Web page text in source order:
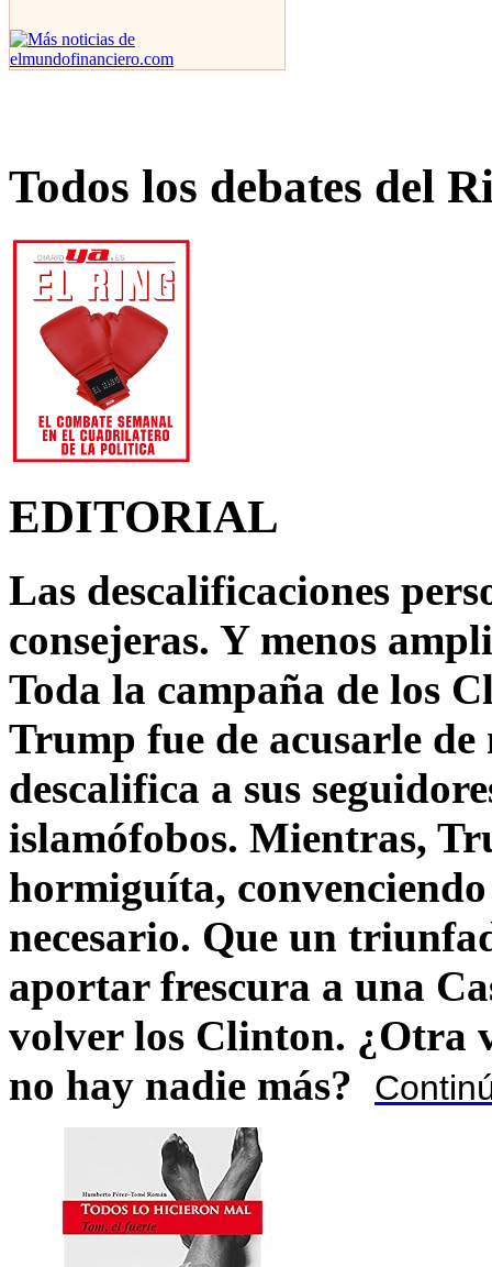
Todos los debates del
EDITORIAL
Las descalificaciones
consejeras. Y menos
Toda la campaña de los
Trump fue de acusarle
descalifica a sus
islamófobos. Mientras,
hormiguíta,
necesario. Que un
aportar frescura a una
volver los Clinton. ¿Otra
no hay nadie más?